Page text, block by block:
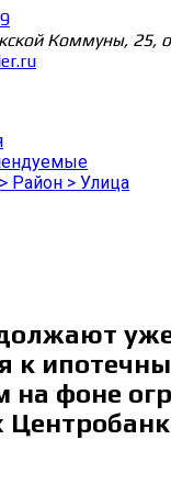
Коммуны, 25,
Район > Улица
к
на фоне